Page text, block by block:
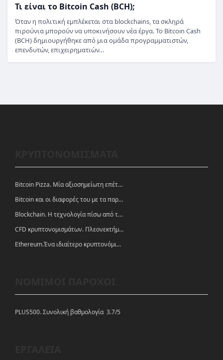
Τι είναι το Bitcoin Cash (BCH);
Όταν η πολιτική εμπλέκεται στα blockchains, τα σκληρά
πιρούνια μπορούν να υποκινήσουν νέα έργα. Το Bitcoin Cash
(BCH) δημιουργήθηκε από μια ομάδα προγραμματιστών,
επενδυτών, επιχειρηματιών…
Bitcoin Pizza. Μία αξιοσημείωτη επέτειος.
Bitcoin και οι διαφορές του με τα παραδοσιακά νομίσματα
Blockchain. Η τεχνολογία πίσω από τα κρυπτονομίσματα
CFD κρυπτονομισμάτων. Πλεονεκτήματα και ευκαιρίες
Ethereum.Ένα ιδιαίτερο κρυπτονόμισμα-πλατφόρμα
PLUS500. Συνολική βαθμολογία 3.7/5